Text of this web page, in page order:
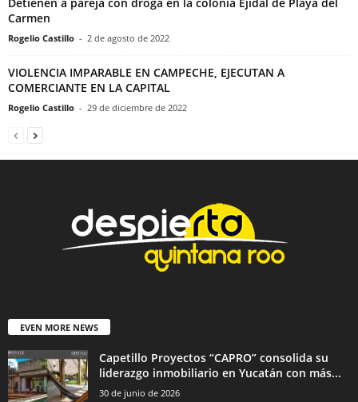
Carmen
Rogelio Castillo - 2 de agosto de 2022
VIOLENCIA IMPARABLE EN CAMPECHE, EJECUTAN A
COMERCIANTE EN LA CAPITAL
Rogelio Castillo - 29 de diciembre de 2022
EVEN MORE NEWS
Capetillo Proyectos “CAPRO” consolida su
liderazgo inmobiliario en Yucatán con más...
30 de junio de 2026